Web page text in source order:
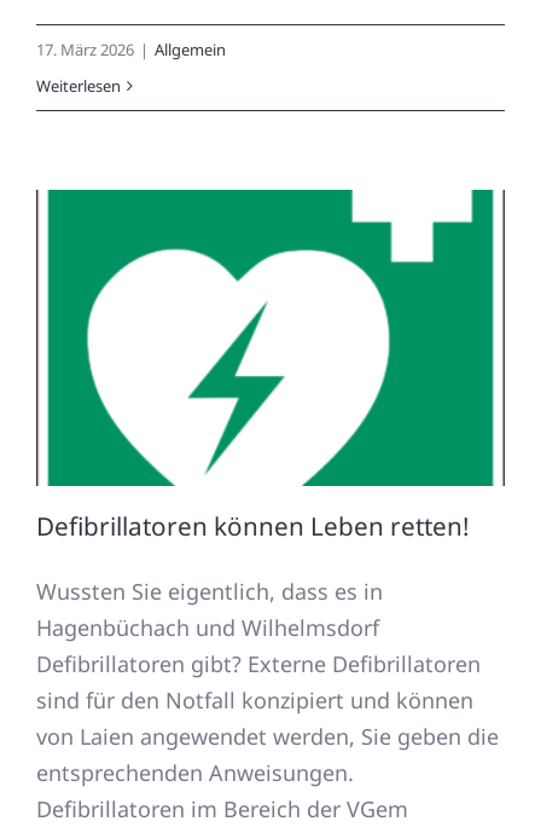
17. März 2026 | Allgemein
Weiterlesen
Defibrillatoren können Leben retten!
Wussten Sie eigentlich, dass es in
Hagenbüchach und Wilhelmsdorf
Defibrillatoren gibt? Externe Defibrillatoren
sind für den Notfall konzipiert und können
von Laien angewendet werden, Sie geben die
entsprechenden Anweisungen.
Defibrillatoren im Bereich der VGem